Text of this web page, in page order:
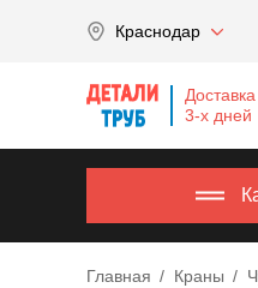
Краснодар
3-х дней
Главная Краны
Московская